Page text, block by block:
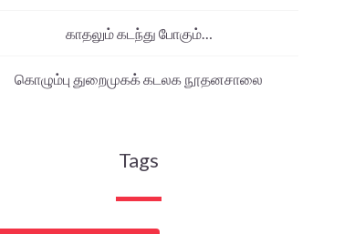
காதலும் கடந்து போகும்…
கொழும்பு துறைமுகக் கடலக நூதனசாலை
Tags